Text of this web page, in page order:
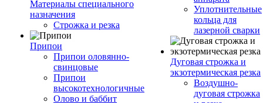
Материалы специального
назначения
Строжка и резка
Припои
Припои оловянно-
свинцовые
Припои
высокотехнологичные
Олово и баббит
Уплотнительные
кольца для
лазерной сварки
Дуговая строжка и
экзотермическая резка
Воздушно-
дуговая строжка